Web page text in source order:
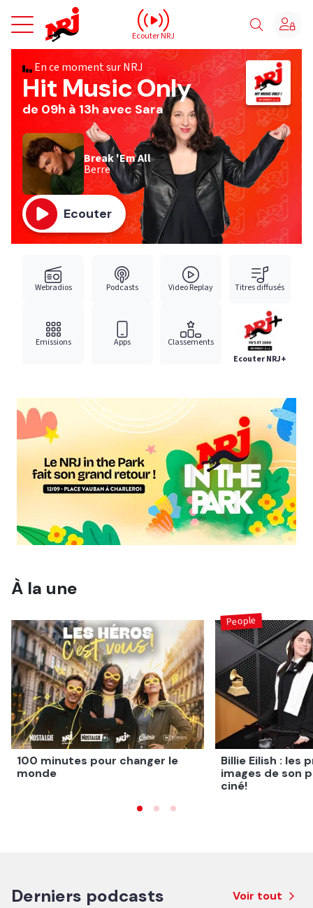
NRJ - Accueil
Ecouter NRJ
En ce moment sur NRJ
Hit Music Only
de 09h à 13h avec Sara
Break 'Em All
Berre
Ecouter
Webradios Podcasts Video Replay Titres diffusés
Emissions Apps
Classements
Ecouter NRJ+
À la une
100 minutes pour changer le
monde
Billie Eilish : les
images de son
ciné!
People
Derniers podcasts Voir tout